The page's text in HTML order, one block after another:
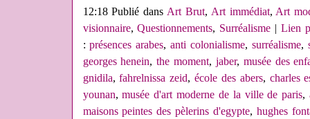
12:18 Publié dansArt Brut, Art immédiat,Art
visionnaire,Questionnements, Surréalisme | Lien
:présences arabes,anti colonialisme, surréalisme,
georges henein,the moment, jaber, musée des
gnidila,fahrelnissa zeid,école des abers, charles
younan,musée d'art moderne de la ville de paris,
maisons peintes des pèlerins d'egypte, hughes